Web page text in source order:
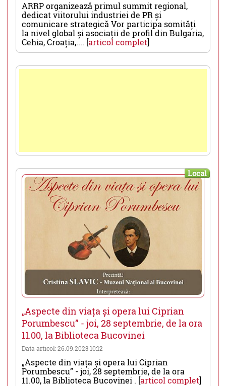
ARRP organizează primul summit regional,
dedicat viitorului industriei de PR și
comunicare strategică Vor participa somități
la nivel global și asociații de profil din Bulgaria,
Cehia, Croația,.... [articol complet]
Local
„Aspecte din viața și opera lui Ciprian
Porumbescu” - joi, 28 septembrie, de la ora
11.00, la Biblioteca Bucovinei
Data articol: 26.09.2023 10:12
„Aspecte din viața și opera lui Ciprian
Porumbescu” - joi, 28 septembrie, de la ora
11.00, la Biblioteca Bucovinei . [articol complet]